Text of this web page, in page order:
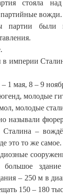
стояла над
вожди.
партии были
в империи
1 мая, 8 – 9
молодые
молодые
называли
Сталина –
это то же самое.
большое
– 250 м в
150 – 180